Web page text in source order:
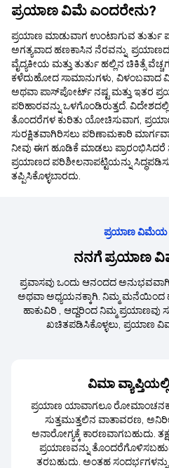
ಪ್ರಯಾಣ ವಿಮೆ ಎಂದರೇನು?
ಪ್ರಯಾಣ ಮಾಡುವಾಗ ಉಂಟಾಗುವ ತುರ್ತು
ಅಗತ್ಯವಾದ ಹಣಕಾಸಿನ ನೆರವನ್ನು
ವೈದ್ಯಕೀಯ ಮತ್ತು ತುರ್ತು ಹಲ್ಲಿನ ಚಿಕಿತ್ಸೆ
ಕಳೆದುಹೋದ ಸಾಮಾನುಗಳು, ವಿಳಂಬವಾದ
ಅಥವಾ ಪಾಸ್‌ಪೋರ್ಟ್ ನಷ್ಟ ಮತ್ತು ಇತರ
ಪರಿಹಾರವನ್ನು ಒಳಗೊಂಡಿರುತ್ತದೆ.
ತೊಂದರೆಗಳ ಕುರಿತು ಯೋಚಿಸುವಾಗ,
ಸುರಕ್ಷಿತವಾಗಿರಿಸಲು ಪರಿಣಾಮಕಾರಿ
ನೀವು ಈಗ ಹೂಡಿಕೆ ಮಾಡಲು ಪ್ರಾರಂಭಿಸಿದರೆ
ಪ್ರಯಾಣದ ಪರಿಶೀಲನಾಪಟ್ಟಿಯನ್ನು
ತಪ್ಪಿಸಿಕೊಳ್ಳಬಾರದು.
ಪ್ರಯಾಣ ವಿಮೆಯ
ನನಗೆ ಪ್ರಯಾಣ
ಪ್ರವಾಸವು ಒಂದು ಆನಂದದ
ಅಥವಾ ಅಧ್ಯಯನಕ್ಕಾಗಿ. ನಿಮ್ಮ ಮನೆಯಿಂದ
ಹಾಕುವಿರಿ , ಆದ್ದರಿಂದ ನಿಮ್ಮ ಪ್ರಯಾಣವು
ಖಚಿತಪಡಿಸಿಕೊಳ್ಳಲು, ಪ್ರಯಾಣ
ವಿಮಾ
ಪ್ರಯಾಣ ಯಾವಾಗಲೂ
ಸುತ್ತಮುತ್ತಲಿನ ವಾತಾವರಣ,
ಅನಾರೋಗ್ಯಕ್ಕೆ ಕಾರಣವಾಗಬಹುದು.
ಪ್ರಯಾಣವನ್ನು
ತರಬಹುದು. ಅಂತಹ ಸಂದರ್ಭಗಳನ್ನು